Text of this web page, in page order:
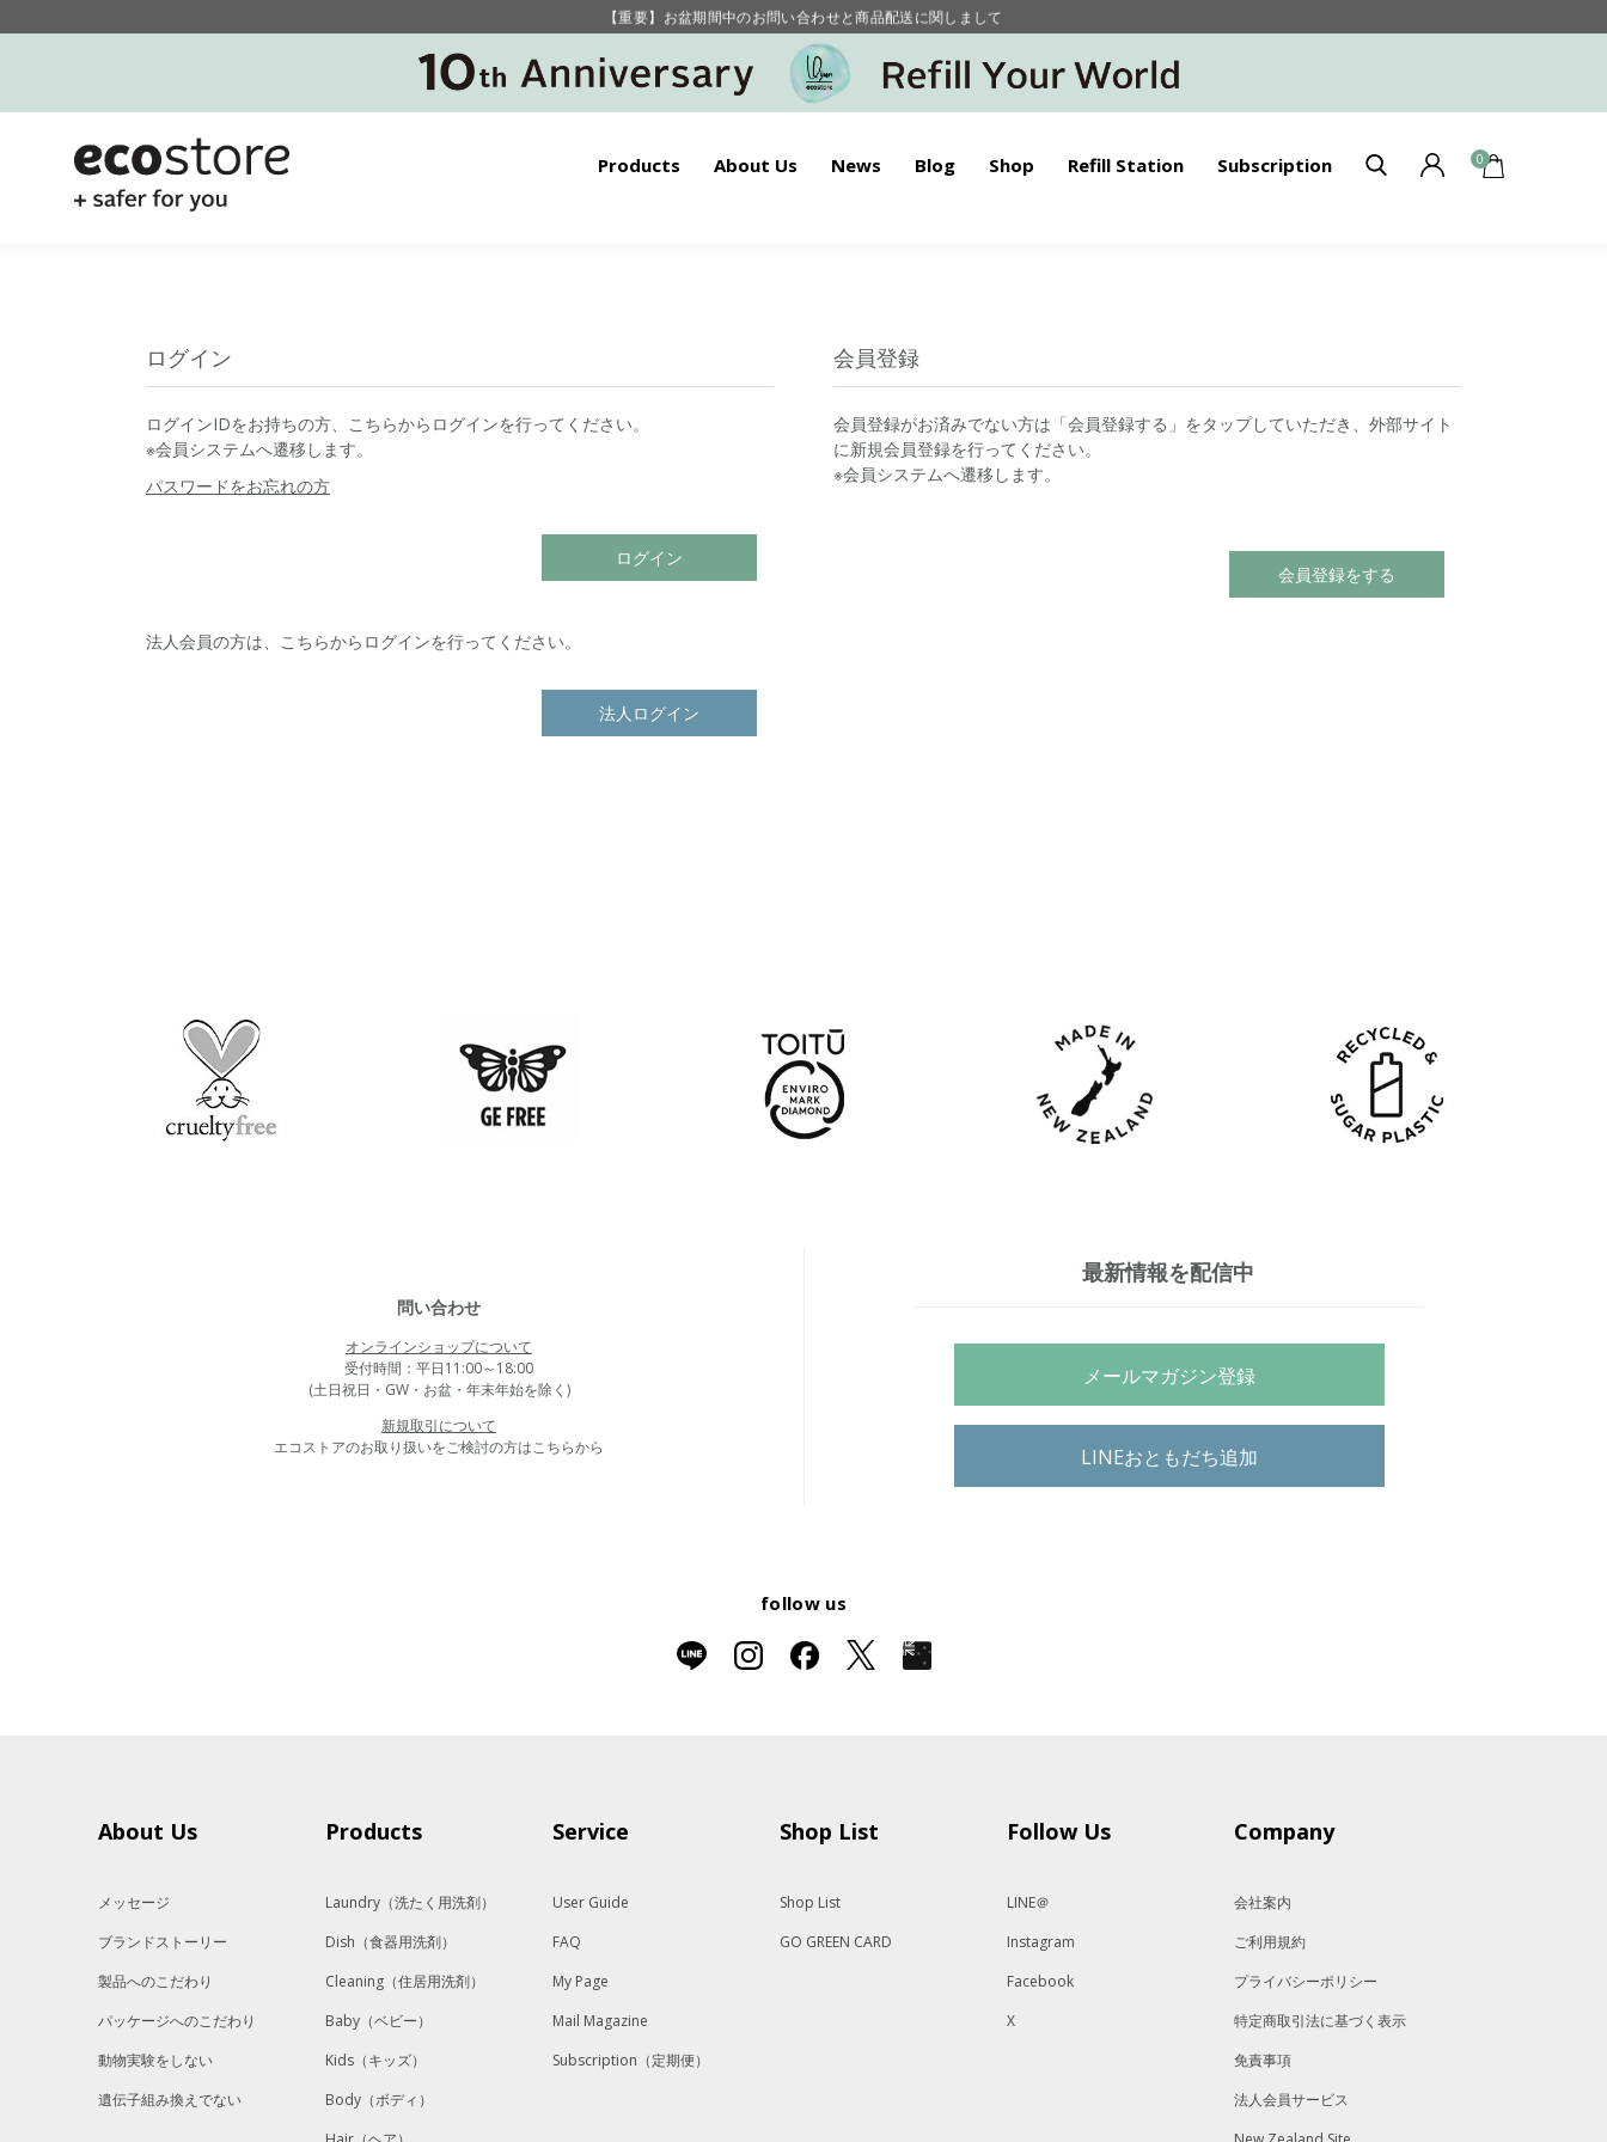
【重要】お盆期間中のお問い合わせと商品配送に関しまして
毎月お得にポイントが貯まる！ “月のポイントアップデー”
Products About Us News Blog Shop Refill Station Subscription 0
ログイン
ログインIDをお持ちの方、こちらからログインを行ってください。
※会員システムへ遷移します。
パスワードをお忘れの方
ログイン
法人会員の方は、こちらからログインを行ってください。
法人ログイン
会員登録
会員登録がお済みでない方は「会員登録する」をタップしていただき、外部サイト
に新規会員登録を行ってください。
※会員システムへ遷移します。
会員登録をする
問い合わせ
オンラインショップについて
受付時間：平日11:00～18:00
(土日祝日・GW・お盆・年末年始を除く)
新規取引について
エコストアのお取り扱いをご検討の方はこちらから
最新情報を配信中
メールマガジン登録
LINEおともだち追加
follow us
About Us
メッセージ
ブランドストーリー
製品へのこだわり
パッケージへのこだわり
動物実験をしない
遺伝子組み換えでない
Products
Laundry （洗たく用洗剤）
Dish （食器用洗剤）
Cleaning （住居用洗剤）
Baby （ベビー）
Kids （キッズ）
Body （ボディ）
Service
User Guide
FAQ
My Page
Mail Magazine
Subscription（定期便）
Shop List
Shop List
GO GREEN CARD
Follow Us
LINE＠
Instagram
Facebook
X
Company
会社案内
ご利用規約
プライバシーポリシー
特定商取引法に基づく表示
免責事項
法人会員サービス